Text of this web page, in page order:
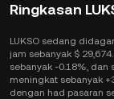
Ringkasan
LUKSO sedang
jam sebanyak $
sebanyak -0.18%, dan
meningkat sebanyak
dengan had pasaran